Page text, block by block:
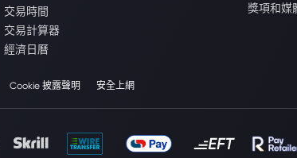
交易時間
交易計算器
經濟日曆
獎項和媒
Cookie 披露聲明 安全上網